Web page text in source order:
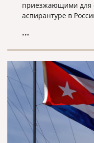
приезжающими для
аспирантуре в
легально
...